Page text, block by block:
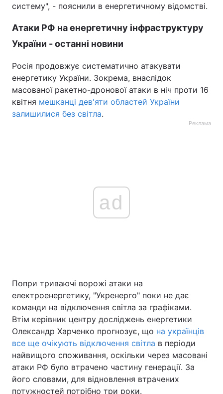
систему", - пояснили в енергетичному відомстві.
Атаки РФ на енергетичну інфраструктуру
України - останні новини
Росія продовжує систематично атакувати
енергетику України. Зокрема, внаслідок
масованої ракетно-дронової атаки в ніч проти 16
квітня мешканці дев'яти областей України
залишилися без світла.
Реклама
ad
Попри триваючі ворожі атаки на
електроенергетику, "Укренерго" поки не дає
команди на відключення світла за графіками.
Втім керівник центру досліджень енергетики
Олександр Харченко прогнозує, що на українців
все ще очікують відключення світла в періоди
найвищого споживання, оскільки через масовані
атаки РФ було втрачено частину генерації. За
його словами, для відновлення втрачених
потужностей потрібно три роки.